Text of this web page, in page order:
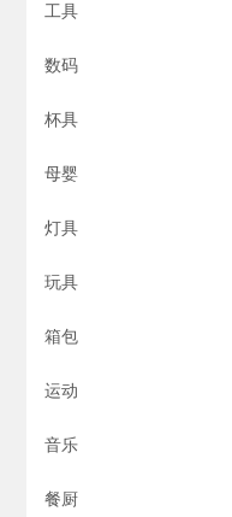
工具
数码
杯具
母婴
灯具
玩具
箱包
运动
音乐
餐厨